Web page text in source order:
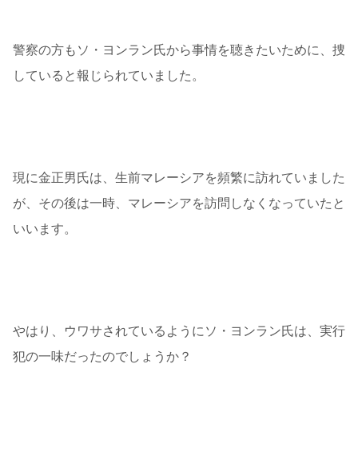
警察の方もソ・ヨンラン氏から事情を聴きたいために、捜
していると報じられていました。
現に金正男氏は、生前マレーシアを頻繁に訪れていました
が、その後は一時、マレーシアを訪問しなくなっていたと
いいます。
やはり、ウワサされているようにソ・ヨンラン氏は、実行
犯の一味だったのでしょうか？